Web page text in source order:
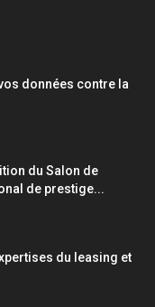
données contre la
du Salon de
de prestige...
du leasing et